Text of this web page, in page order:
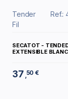
Tender
Fil
Ref.:
SECATOT -
EXTENSIBLE
37 ,50 €